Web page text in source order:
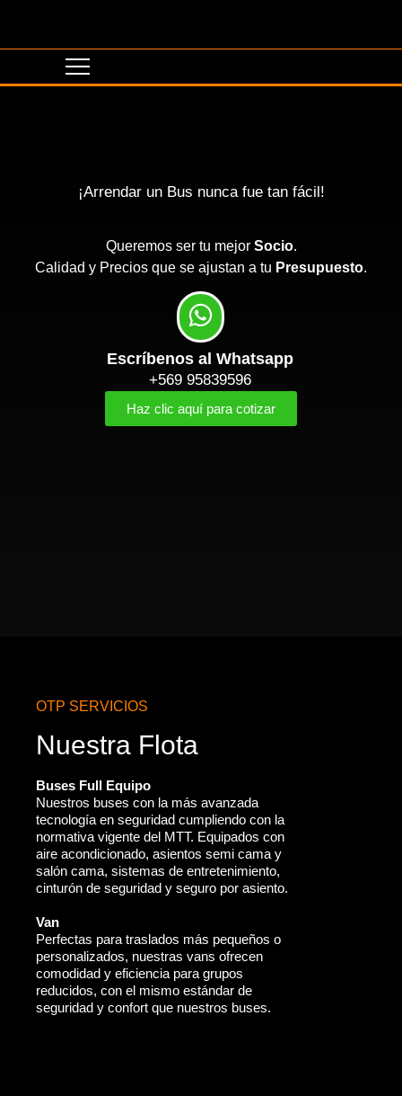
¡Arrendar un Bus nunca fue tan fácil!
Queremos ser tu mejor Socio.
Calidad y Precios que se ajustan a tu Presupuesto.
Escríbenos al Whatsapp
+569 95839596
Haz clic aquí para cotizar
OTP SERVICIOS
Nuestra Flota
Buses Full Equipo
Nuestros buses con la más avanzada
tecnología en seguridad cumpliendo con la
normativa vigente del MTT. Equipados con
aire acondicionado, asientos semi cama y
salón cama, sistemas de entretenimiento,
cinturón de seguridad y seguro por asiento.
Van
Perfectas para traslados más pequeños o
personalizados, nuestras vans ofrecen
comodidad y eficiencia para grupos
reducidos, con el mismo estándar de
seguridad y confort que nuestros buses.